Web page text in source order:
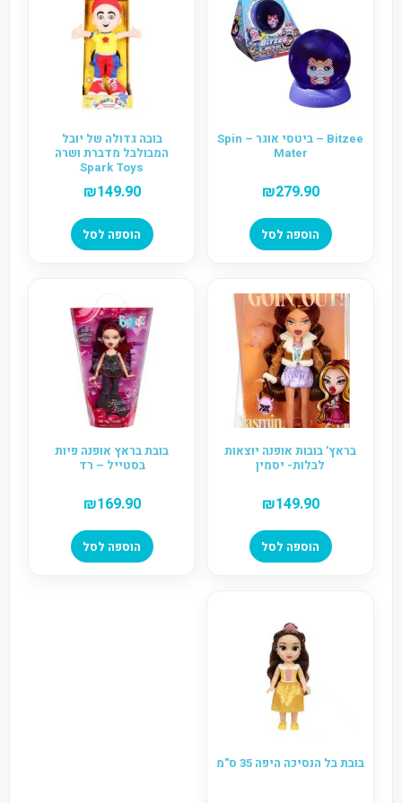
Bitzee – ביטסי אוגר – Spin
Mater
₪279.90
הוספה לסל
בובה גדולה של יובל
המבולבל מדברת ושרה
Spark Toys
₪149.90
הוספה לסל
בראץ’ בובות אופנה יוצאות
לבלות- יסמין
₪149.90
הוספה לסל
בובת בראץ אופנה פיות
בסטייל – רד
₪169.90
הוספה לסל
בובת בל הנסיכה היפה 35 ס"מ